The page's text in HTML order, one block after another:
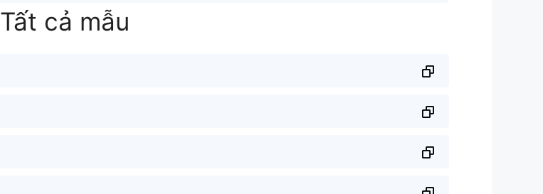
Tất cả mẫu